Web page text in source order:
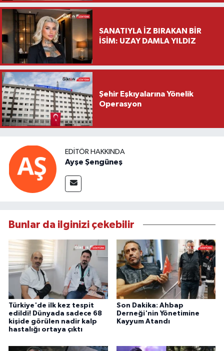
Ziyareti
SANATIYLA İZ BIRAKAN BİR
İSİM: UZAY DAMLA YILDIZ
Şehir Eşkıyalarına Yönelik
Operasyon
EDITÖR HAKKINDA
Ayşe Şengüneş
Bunlar da ilginizi çekebilir
Türkiye'de ilk kez tespit
edildi! Dünyada sadece 68
kişide görülen nadir kalp
hastalığı ortaya çıktı
Son Dakika: Ahbap
Derneği'nin Yönetimine
Kayyum Atandı